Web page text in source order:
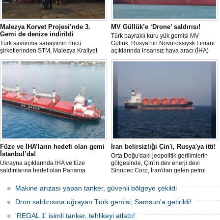
Malezya Korvet Projesi’nde 3.
Gemi de denize indirildi
Türk savunma sanayiinin öncü
şirketlerinden STM, Malezya Kraliyet
Donanması için inşa ettiği üç korvetlik
projede son gemiyi de denize indirdi.
MV Güllük’e ‘Drone’ saldırısı!
Türk bayraklı kuru yük gemisi MV
Güllük, Rusya'nın Novorossiysk Limanı
açıklarında insansız hava aracı (İHA)
saldırısına uğradı.
Füze ve İHA’ların hedefi olan gemi
İstanbul’da!
Ukrayna açıklarında İHA ve füze
saldırılarına hedef olan Panama
Zehma’, hasarlı şekilde İstanbul
Boğazı’ndan geçişini tamamladı.
İran belirsizliği Çin'i, Rusya'ya itti!
Orta Doğu'daki jeopolitik gerilimlerin
gölgesinde, Çin'in dev enerji devi
Sinopec Corp, İran'dan gelen petrol
rotasını Rusya'ya çevirdi. Dünyanın en
büyük rafine şirketlerinden biri olan
Sinopec, İran'la yaşanan 'savaş'
bahanesiyle daralan arzı telafi etmek
için Uzak Doğu Rus petrolüne
Makine arızası yapan tanker, güvenli bölgeye çekildi
Dron saldırısına uğrayan Türk gemisi, Samsun'a getirildi!
'REGAL 1' isimli tanker, tehlikeyi atlattı!